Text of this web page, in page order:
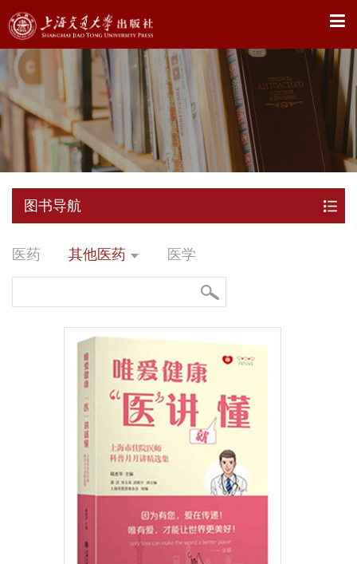
X
图书导航
医药 其他医药 医学